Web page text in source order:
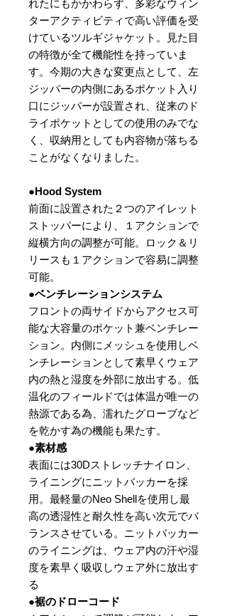
れたにもかかわらず、多彩なウィン
ターアクティビティで高い評価を受
けているツルギジャケット。見た目
の特徴が全て機能性を持っていま
す。今期の大きな変更点として、左
ジッパーの内側にあるポケット入り
口にジッパーが設置され、従来のド
ライポケットとしての使用のみでな
く、収納用としても内容物が落ちる
ことがなくなりました。
●Hood System
前面に設置された２つのアイレット
ストッパーにより、１アクションで
縦横方向の調整が可能。ロック＆リ
リースも１アクションで容易に調整
可能。
●ベンチレーションシステム
フロントの両サイドからアクセス可
能な大容量のポケット兼ベンチレー
ション。内側にメッシュを使用しベ
ンチレーションとして素早くウェア
内の熱と湿度を外部に放出する。低
温化のフィールドでは体温が唯一の
熱源である為、濡れたグローブなど
を乾かす為の機能も果たす。
●素材感
表面には30Dストレッチナイロン、
ライニングにニットバッカーを採
用。最軽量のNeo Shellを使用し最
高の透湿性と耐久性を高い次元でバ
ランスさせている。ニットバッカー
のライニングは、ウェア内の汗や湿
度を素早く吸収しウェア外に放出す
る
●裾のドローコード